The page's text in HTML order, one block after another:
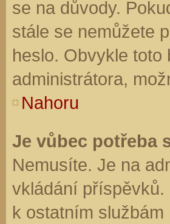
se na důvody.
stále se nemůžete
heslo. Obvykle toto
administrátora,
Nahoru
Je vůbec potřeba
Nemusíte. Je na
vkládání
k ostatním